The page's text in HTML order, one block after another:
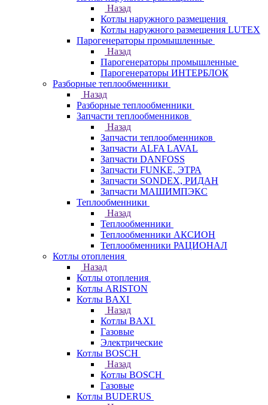
Назад
Котлы наружного размещения
Котлы наружного размещения LUTEX
Парогенераторы промышленные
Назад
Парогенераторы промышленные
Парогенераторы ИНТЕРБЛОК
Разборные теплообменники
Назад
Разборные теплообменники
Запчасти теплообменников
Назад
Запчасти теплообменников
Запчасти ALFA LAVAL
Запчасти DANFOSS
Запчасти FUNKE, ЭТРА
Запчасти SONDEX, РИДАН
Запчасти МАШИМПЭКС
Теплообменники
Назад
Теплообменники
Теплообменники АКСИОН
Теплообменники РАЦИОНАЛ
Котлы отопления
Назад
Котлы отопления
Котлы ARISTON
Котлы BAXI
Назад
Котлы BAXI
Газовые
Электрические
Котлы BOSCH
Назад
Котлы BOSCH
Газовые
Котлы BUDERUS